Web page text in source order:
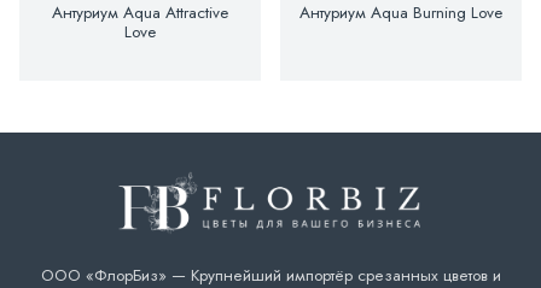
Антуриум Aqua Attractive
Love
Антуриум Aqua Burning Love
ООО «ФлорБиз» — Крупнейший импортёр срезанных цветов и